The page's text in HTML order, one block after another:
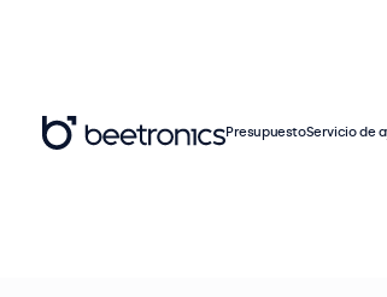
PresupuestoServicio de